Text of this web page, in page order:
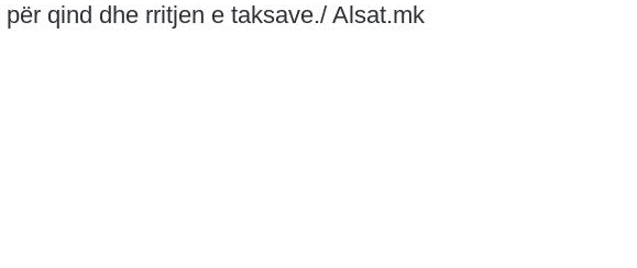
qind dhe rritjen e taksave./ Alsat.mk